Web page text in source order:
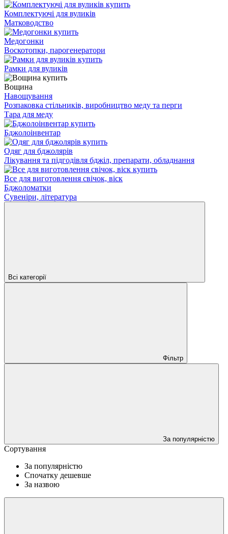
Комплектуючі для вуликів
Матководство
Медогонки
Воскотопки, парогенератори
Рамки для вуликів
Вощина
Навощування
Розпаковка стільників, виробництво меду та перги
Тара для меду
Бджолоінвентар
Одяг для бджолярів
Лікування та підгодівля бджіл, препарати, обладнання
Все для виготовлення свічок, віск
Бджоломатки
Сувеніри, література
Всі категорії
Фільтр
За популярністю
Сортування
За популярністю
Спочатку дешевше
За назвою